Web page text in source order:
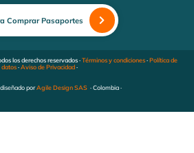
Comprar Pasaportes
los derechos reservados ·Términos y condiciones·Política de
datos·Aviso de Privacidad·
porAgile Design SAS· Colombia ·